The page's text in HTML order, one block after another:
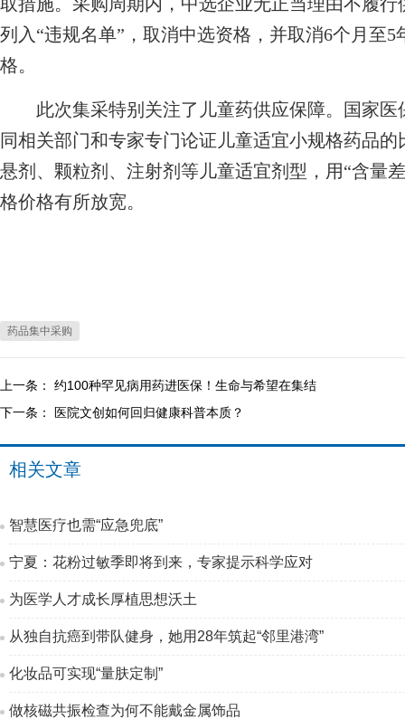
列入“违规名单”，取消中选资格，并取消6个月至5
格。
此次集采特别关注了儿童药供应保障。国家医
同相关部门和专家专门论证儿童适宜小规格药品
悬剂、颗粒剂、注射剂等儿童适宜剂型，用“含量
格价格有所放宽。
药品集中采购
上一条： 约100种罕见病用药进医保！生命与希望在集结
下一条：
医院文创如何回归健康科普本质？
相关文章
智慧医疗也需“应急兜底”
宁夏：花粉过敏季即将到来，专家提示科学应对
为医学人才成长厚植思想沃土
从独自抗癌到带队健身，她用28年筑起“邻里港湾”
化妆品可实现“量肤定制”
做核磁共振检查为何不能戴金属饰品